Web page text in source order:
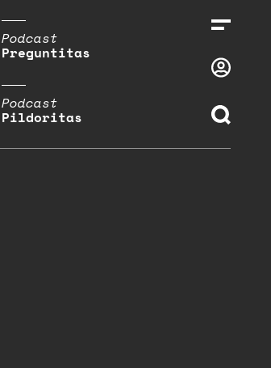
Podcast
Preguntitas
Podcast
Pildoritas